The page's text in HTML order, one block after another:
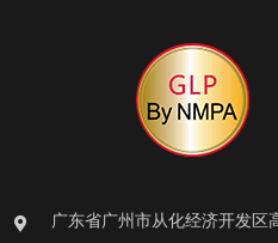
广东省广州市从化经济开发区